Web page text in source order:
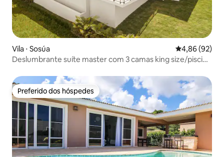
Vila ⋅ Sosúa 4,86 de uma
4,86 (92)
Deslumbrante suíte master com 3 camas king size/piscina
Preferido dos hóspedes
Preferido dos hóspedes